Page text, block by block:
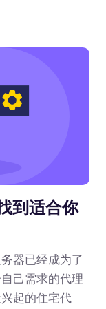
到适合你
器已经成为了
己需求的代理
起的住宅代